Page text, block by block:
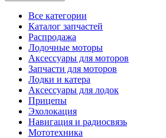
Все категории
Каталог запчастей
Распродажа
Лодочные моторы
Аксессуары для моторов
Запчасти для моторов
Лодки и катера
Аксессуары для лодок
Прицепы
Эхолокация
Навигация и радиосвязь
Мототехника